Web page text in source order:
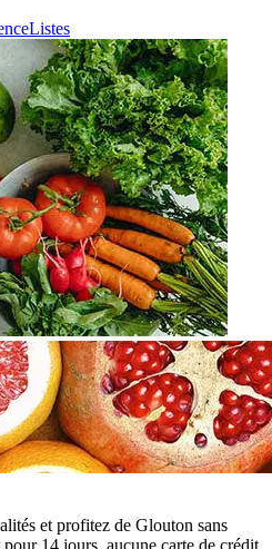
Listes
et profitez de Glouton sans
14 jours, aucune carte de crédit